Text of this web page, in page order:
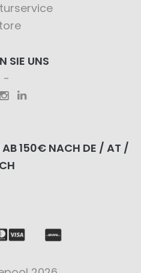
SIE UNS
AB 150€ NACH DE / AT /
CH